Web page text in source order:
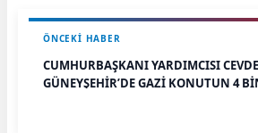
ÖNCEKI HABER
CUMHURBAŞKANI YARDIMCISI
GÜNEYŞEHİR’DE GAZİ KONUTUN 4